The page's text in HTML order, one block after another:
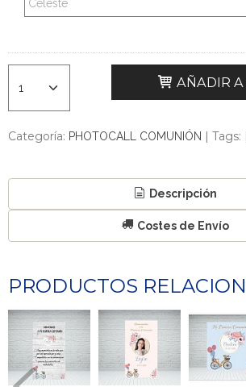
AÑADIR
Categoría: PHOTOCALL COMUNIÓN | Tags:
Descripción
Costes de Envío
PRODUCTOS